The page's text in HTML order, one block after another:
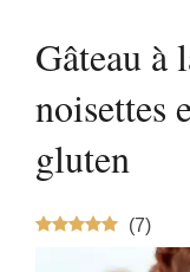
Gâteau à
noisettes
gluten
(7)